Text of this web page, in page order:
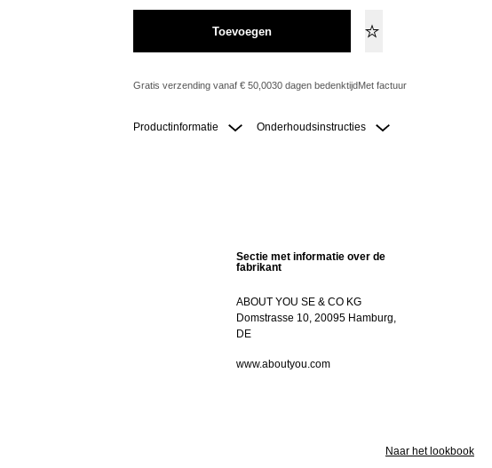
Toevoegen
Gratis verzending vanaf € 50,0030 dagen bedenktijdMet factuur
Productinformatie Onderhoudsinstructies
Sectie met informatie over de
fabrikant
ABOUT YOU SE & CO KG
Domstrasse 10, 20095 Hamburg,
DE
www.aboutyou.com
Naar het lookbook